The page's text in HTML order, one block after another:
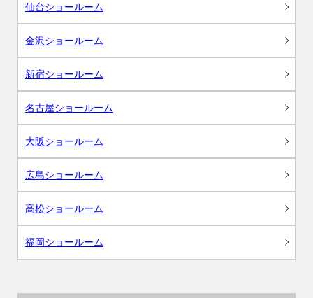
仙台ショールーム
金沢ショールーム
新宿ショールーム
名古屋ショールーム
大阪ショールーム
広島ショールーム
高松ショールーム
福岡ショールーム